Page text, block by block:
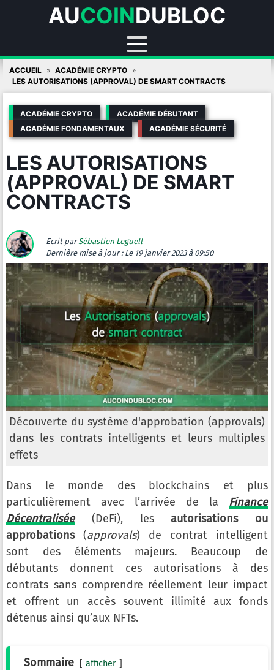
AUCOINDUBLOC
Skip
content
ACCUEIL
ACADÉMIE CRYPTO
LES AUTORISATIONS (APPROVAL) DE SMART CONTRACTS
ACADÉMIE CRYPTO
ACADÉMIE DÉBUTANT
ACADÉMIE FONDAMENTAUX
ACADÉMIE SÉCURITÉ
LES AUTORISATIONS
(APPROVAL) DE SMART
CONTRACTS
Ecrit parSébastien Leguell
Dernière mise à jour : Le 19 janvier 2023 à 09:50
Découverte du système d'approbation (approvals)
dans les contrats intelligents et leurs multiples
effets
Dans le monde des blockchains et plus
particulièrement avec l’arrivée de la Finance
Décentralisée(DeFi), lesautorisations ou
approbations(approvals) de contrat intelligent
sont des éléments majeurs. Beaucoup de
débutants donnent ces autorisations à des
contrats sans comprendre réellement leur impact
et offrent un accès souvent illimité aux fonds
détenus ainsi qu’aux NFTs.
Sommaire afficher